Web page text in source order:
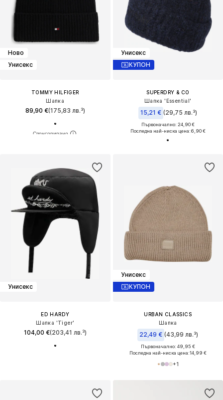
Ново
Унисекс
TOMMY HILFIGER
Шапка
89,90 €(175,83 лв.³)
Унисекс
КУПОН
SUPERDRY & CO
Шапка 'Essential'
15,21 € (29,75 лв.³)
Първоначално: 24,90 €
Последна най-ниска цена:6,90 €
Унисекс
ED HARDY
Шапка 'Tiger'
104,00 €(203,41 лв.³)
Унисекс
КУПОН
URBAN CLASSICS
Шапка
22,49 € (43,99 лв.³)
Първоначално: 49,95 €
Последна най-ниска цена:14,99 €
+1